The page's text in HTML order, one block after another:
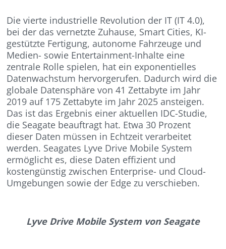
Die vierte industrielle Revolution der IT (IT 4.0),
bei der das vernetzte Zuhause, Smart Cities, KI-
gestützte Fertigung, autonome Fahrzeuge und
Medien- sowie Entertainment-Inhalte eine
zentrale Rolle spielen, hat ein exponentielles
Datenwachstum hervorgerufen. Dadurch wird die
globale Datensphäre von 41 Zettabyte im Jahr
2019 auf 175 Zettabyte im Jahr 2025 ansteigen.
Das ist das Ergebnis einer aktuellen IDC-Studie,
die Seagate beauftragt hat. Etwa 30 Prozent
dieser Daten müssen in Echtzeit verarbeitet
werden. Seagates Lyve Drive Mobile System
ermöglicht es, diese Daten effizient und
kostengünstig zwischen Enterprise- und Cloud-
Umgebungen sowie der Edge zu verschieben.
Lyve Drive Mobile System von Seagate